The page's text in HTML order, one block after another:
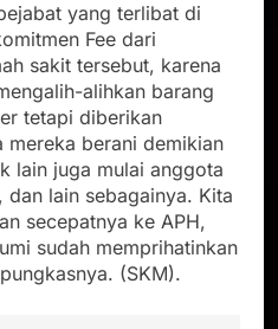
yang terlibat di
Fee dari
sakit tersebut, karena
alihkan barang
tetapi diberikan
mereka berani demikian
lain juga mulai anggota
dan lain sebagainya. Kita
secepatnya ke APH,
sudah memprihatinkan
(SKM).